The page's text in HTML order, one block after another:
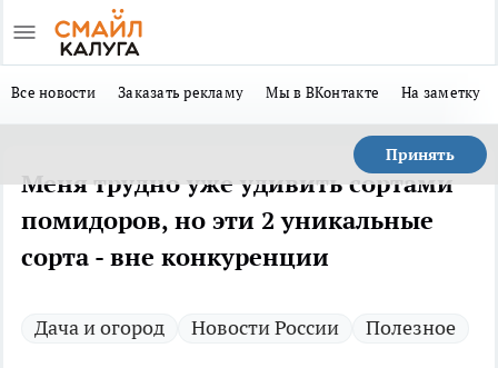
Все новости Заказать рекламу Мы в ВКонтакте На заметку
Принять
Меня трудно уже удивить сортами
помидоров, но эти 2 уникальные
сорта - вне конкуренции
Дача и огород Новости России Полезное